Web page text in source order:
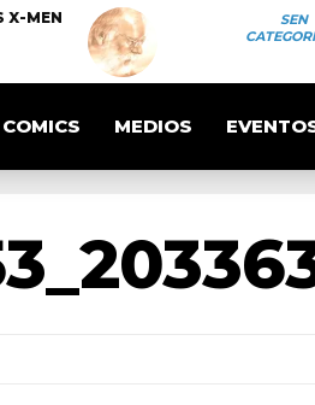
X-MEN
SEN
COMICS MEDIOS